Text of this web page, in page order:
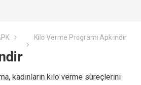
Kilo Verme Programı Apk indir
kadınların kilo verme süreçlerini